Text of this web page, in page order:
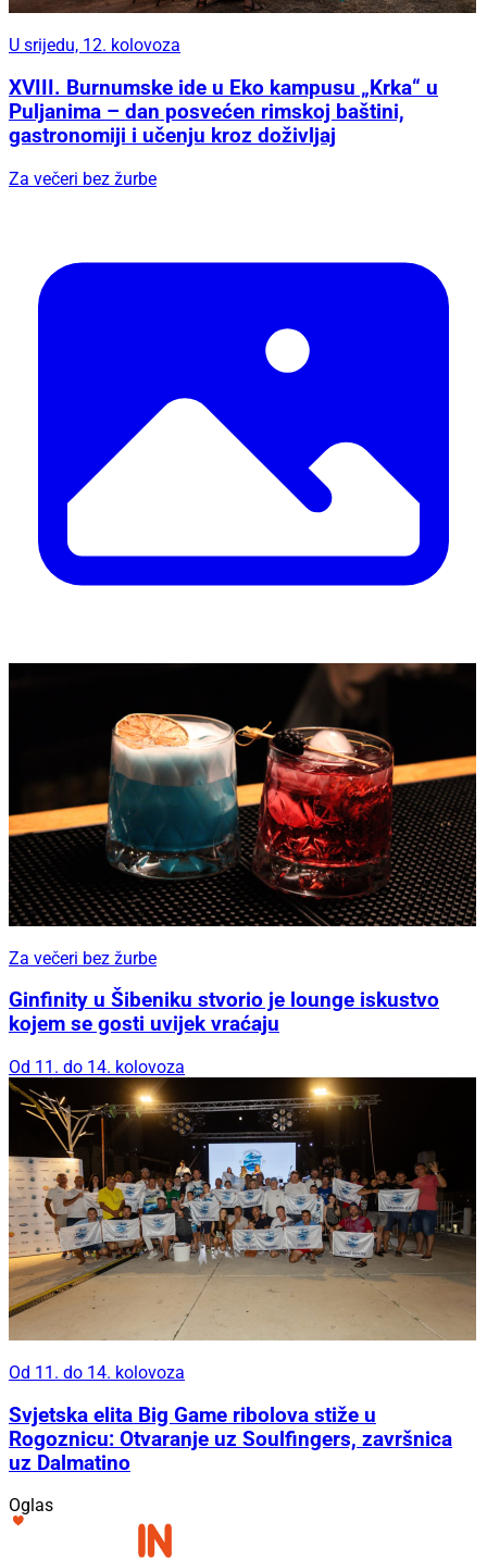
U srijedu, 12. kolovoza
XVIII. Burnumske ide u Eko kampusu „Krka“ u
Puljanima – dan posvećen rimskoj baštini,
gastronomiji i učenju kroz doživljaj
Za večeri bez žurbe
Za večeri bez žurbe
Ginfinity u Šibeniku stvorio je lounge iskustvo
kojem se gosti uvijek vraćaju
Od 11. do 14. kolovoza
Od 11. do 14. kolovoza
Svjetska elita Big Game ribolova stiže u
Rogoznicu: Otvaranje uz Soulfingers, završnica
uz Dalmatino
Oglas